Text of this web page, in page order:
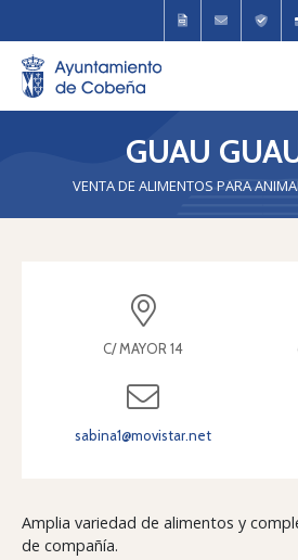
GUAU
VENTA DE ALIMENTOS PARA
C/ MAYOR 14
sabina1@movistar.net
Amplia variedad de alimentos y
de compañía.